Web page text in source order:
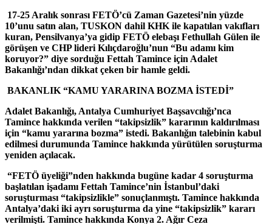
17-25 Aralık sonrası FETÖ’cü Zaman Gazetesi’nin yüzde
10’unu satın alan, TUSKON dahil KHK ile kapatılan vakıfları
kuran, Pensilvanya’ya gidip FETÖ elebaşı Fethullah Gülen ile
görüşen ve CHP lideri Kılıçdaroğlu’nun “Bu adamı kim
koruyor?” diye sorduğu Fettah Tamince için Adalet
Bakanlığı’ndan dikkat çeken bir hamle geldi.
BAKANLIK “KAMU YARARINA BOZMA İSTEDİ”
Adalet Bakanlığı, Antalya Cumhuriyet Başsavcılığı’nca
Tamince hakkında verilen “takipsizlik” kararının kaldırılması
için “kamu yararına bozma” istedi. Bakanlığın talebinin kabul
edilmesi durumunda Tamince hakkında yürütülen soruşturma
yeniden açılacak.
“FETÖ üyeliği”nden hakkında bugüne kadar 4 soruşturma
başlatılan işadamı Fettah Tamince’nin İstanbul’daki
soruşturması “takipsizlikle” sonuçlanmıştı. Tamince hakkında
Antalya’daki iki ayrı soruşturma da yine “takipsizlik” kararı
verilmişti. Tamince hakkında Konya 2. Ağır Ceza